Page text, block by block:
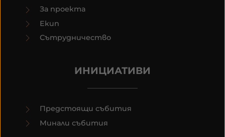
За проекта
Екип
Сътрудничество
ИНИЦИАТИВИ
Предстоящи събития
Минали събития